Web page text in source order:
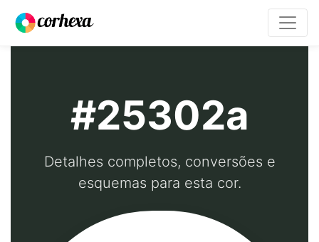
#25302a
Detalhes completos, conversões e
esquemas para esta cor.